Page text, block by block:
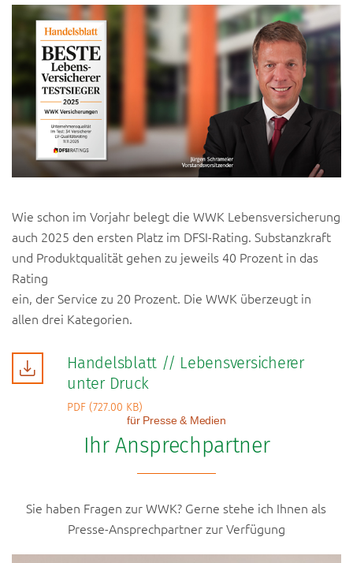
Wie schon im Vorjahr belegt die WWK Lebensversicherung
auch 2025 den ersten Platz im DFSI-Rating. Substanzkraft
und Produktqualität gehen zu jeweils 40 Prozent in das
Rating
ein, der Service zu 20 Prozent. Die WWK überzeugt in
allen drei Kategorien.
Handelsblatt // Lebensversicherer
unter Druck
PDF (727.00 KB)
Ihr Ansprechpartner
für Presse & Medien
Sie haben Fragen zur WWK? Gerne stehe ich Ihnen als
Presse-Ansprechpartner zur Verfügung